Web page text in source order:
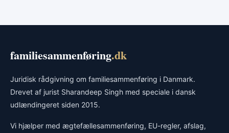
familiesammenføring.dk
Juridisk rådgivning om familiesammenføring i Danmark.
Drevet af jurist Sharandeep Singh med speciale i dansk
udlændingeret siden 2015.
Vi hjælper med ægtefællesammenføring, EU-regler, afslag,